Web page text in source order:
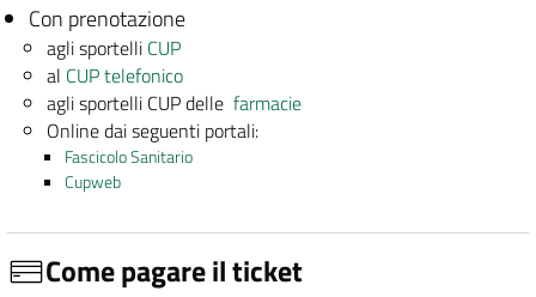
Con prenotazione
agli sportelli CUP
al CUP telefonico
agli sportelli CUP dellefarmacie
Online dai seguenti portali:
Fascicolo Sanitario
Cupweb
Come pagare il ticket